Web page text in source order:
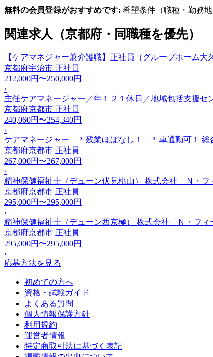
無料の会員登録がおすすめです: 希望条件（職種・勤務
関連求人（京都府・同職種を優先）
【ケアマネジャー兼介護職】正社員（グループホーム
京都府宇治市 正社員
212,000円〜250,000円
›
主任ケアマネージャー／年１２１休日／地域包括支援セ
京都府京都市 正社員
240,060円〜254,340円
›
ケアマネージャー ＊残業ほぼなし！ ＊車通勤可！
京都府京都市 正社員
267,000円〜267,000円
›
精神保健福祉士（デューン伏見桃山） 株式会社 Ｎ・フ
京都府京都市 正社員
295,000円〜295,000円
›
精神保健福祉士（デューン西京極） 株式会社 Ｎ・フィ
京都府京都市 正社員
295,000円〜295,000円
›
応募方法を見る
初めての方へ
資格・試験ガイド
よくある質問
個人情報保護方針
利用規約
運営者情報
特定商取引法に基づく表記